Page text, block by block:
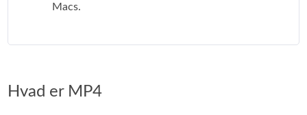
Macs.
Hvad er MP4